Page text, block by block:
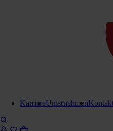
KarriereUnternehmenKontakt
Lieferung in 6-8